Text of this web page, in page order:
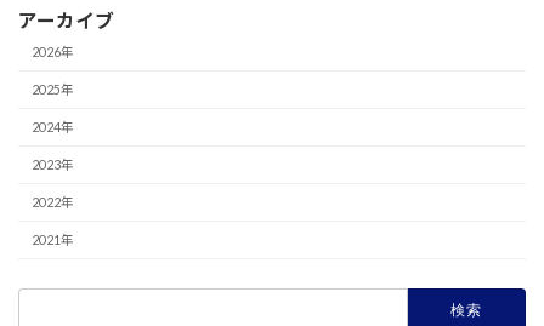
アーカイブ
2026年
2025年
2024年
2023年
2022年
2021年